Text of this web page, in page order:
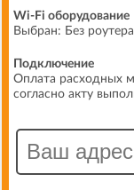
Wi-Fi оборудование
Выбран: Без роутера
Подключение
Оплата расходных
согласно акту